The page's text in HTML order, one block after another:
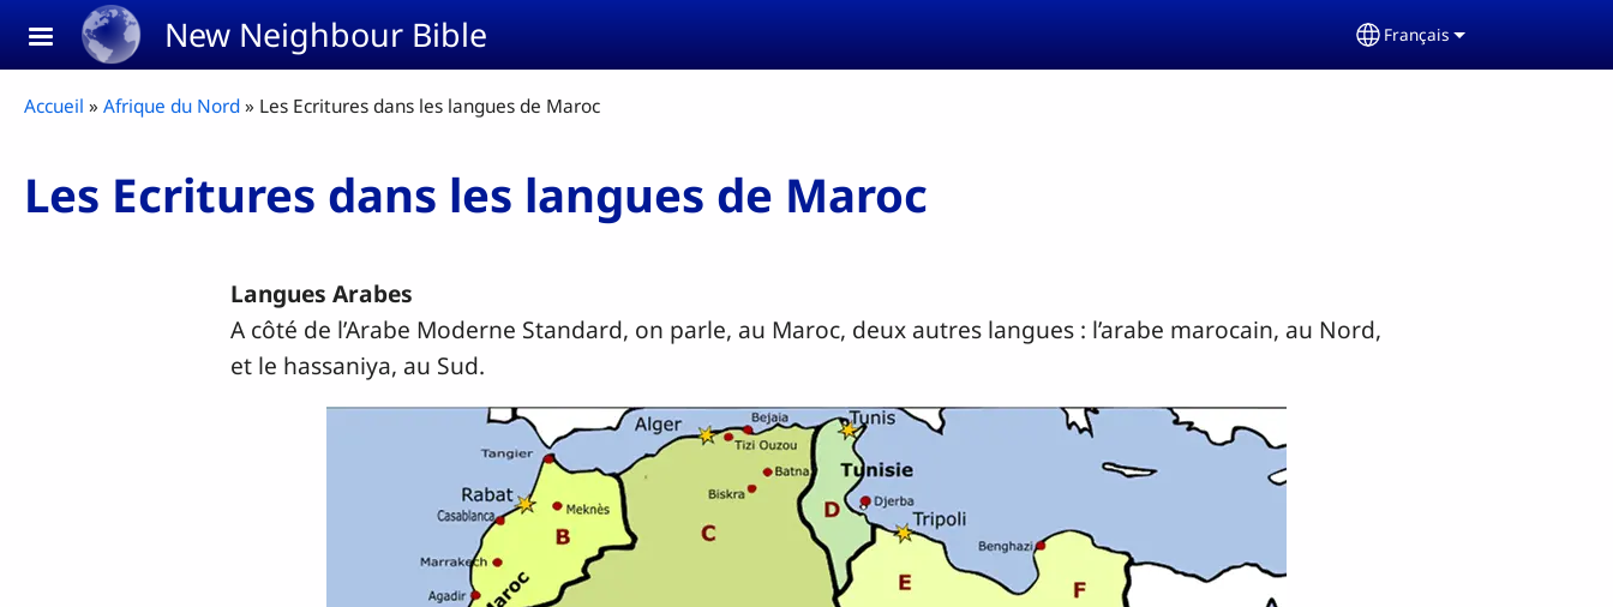
Aller au contenu principalNew Neighbour Bible Select your language
Français
Fil d'Ariane
Accueil Afrique du Nord Les Ecritures dans les langues de Maroc
Les Ecritures dans les langues de Maroc
Langues Arabes
A côté de l’Arabe Moderne Standard, on parle, au Maroc, deux autres langues : l’arabe marocain, au Nord,
et le hassaniya, au Sud.